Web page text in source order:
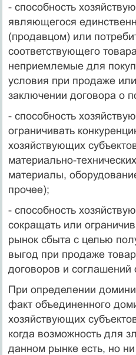
- способность
являющегося
(продавцом) или
соответствующего
неприемлемые для
условия при продаже
заключении договора о
- способность
ограничивать
хозяйствующих
материально-
материалы,
прочее);
- способность
сокращать или
рынок сбыта с целью
выгод при продаже
договоров и соглашений
При определении
факт объединенного
хозяйствующих
когда возможность для
данном рынке есть, но